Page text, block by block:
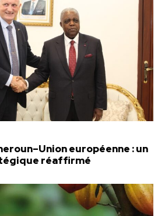
européenne : un
réaffirmé